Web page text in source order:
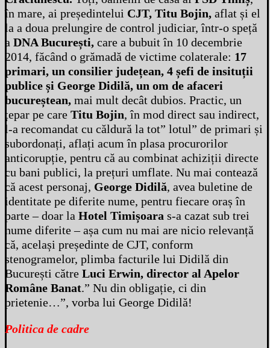
în mare, ai președintelui CJT, Titu Bojin, aflat și el
la a doua prelungire de control judiciar, într-o speță
a DNA București, care a bubuit în 10 decembrie
2014, făcând o grămadă de victime colaterale: 17
primari, un consilier județean, 4 șefi de insituții
publice și George Didilă, un om de afaceri
bucureștean, mai mult decât dubios. Practic, un
țepar pe care Titu Bojin, în mod direct sau indirect,
l-a recomandat cu căldură la tot” lotul” de primari și
subordonați, aflați acum în plasa procurorilor
anticorupție, pentru că au combinat achiziții directe
cu bani publici, la prețuri umflate. Nu mai contează
că acest personaj, George Didilă, avea buletine de
identitate pe diferite nume, pentru fiecare oraș în
parte – doar la Hotel Timișoara s-a cazat sub trei
nume diferite – așa cum nu mai are nicio relevanță
că, același președinte de CJT, conform
stenogramelor, plimba facturile lui Didilă din
București către Luci Erwin, director al Apelor
Române Banat.” Nu din obligație, ci din
prietenie…”, vorba lui George Didilă!
Politica de cadre